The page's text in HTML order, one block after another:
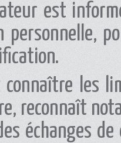
est
personnelle,
connaître les
reconnaît
échanges